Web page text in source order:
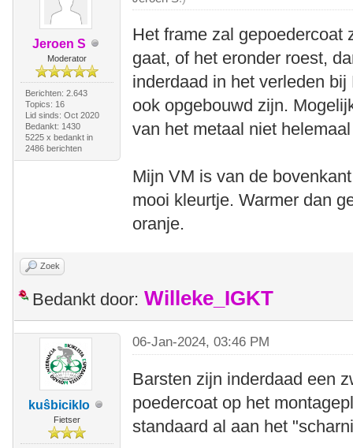
Jeroen S
Moderator
Berichten: 2.643
Topics: 16
Lid sinds: Oct 2020
Bedankt: 1430
5225 x bedankt in
2486 berichten
Het frame zal gepoedercoat
gaat, of het eronder roest,
inderdaad in het verleden
ook opgebouwd zijn.
van het metaal niet
Mijn VM is van de
mooi kleurtje. Warmer dan
oranje.
Zoek
Bedankt door: Willeke_IGKT
kuŝbiciklo
Fietser
06-Jan-2024, 03:46 PM
Barsten zijn inderdaad een
poedercoat op het
standaard al aan het